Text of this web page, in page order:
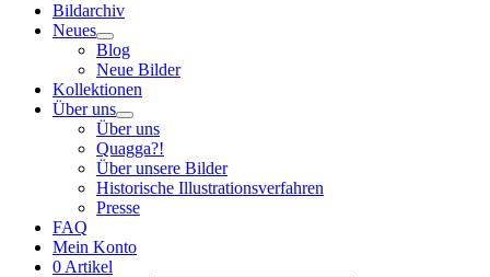
Bildarchiv
Neues
Blog
Neue Bilder
Kollektionen
Über uns
Über uns
Quagga?!
Über unsere Bilder
Historische Illustrationsverfahren
Presse
FAQ
Mein Konto
0 Artikel